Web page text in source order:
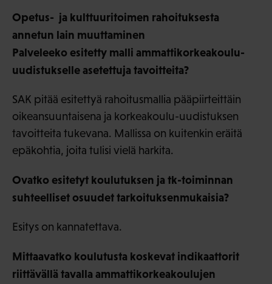
Opetus- ja kulttuuritoimen rahoituksesta
annetun lain muuttaminen
Palveleeko esitetty malli ammattikorkeakoulu-
uudistukselle asetettuja tavoitteita?
SAK pitää esitettyä rahoitusmallia pääpiirteittäin
oikeansuuntaisena ja korkeakoulu-uudistuksen
tavoitteita tukevana. Mallissa on kuitenkin eräitä
epäkohtia, joita tulisi vielä harkita.
Ovatko esitetyt koulutuksen ja tk-toiminnan
suhteelliset osuudet tarkoituksenmukaisia?
Esitys on kannatettava.
Mittaavatko koulutusta koskevat indikaattorit
riittävällä tavalla ammattikorkeakoulujen